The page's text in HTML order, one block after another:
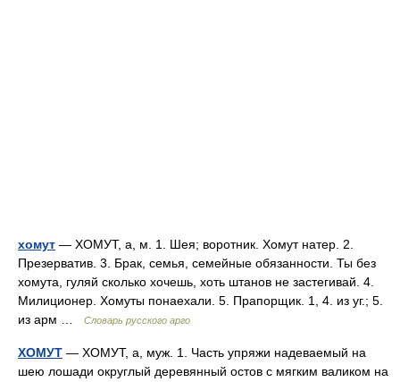
хомут — ХОМУТ, а, м. 1. Шея; воротник. Хомут натер. 2.
Презерватив. 3. Брак, семья, семейные обязанности. Ты без
хомута, гуляй сколько хочешь, хоть штанов не застегивай. 4.
Милиционер. Хомуты понаехали. 5. Прапорщик. 1, 4. из уг.; 5.
из арм …
Словарь русского арго
ХОМУТ — ХОМУТ, а, муж. 1. Часть упряжи надеваемый на
шею лошади округлый деревянный остов с мягким валиком на